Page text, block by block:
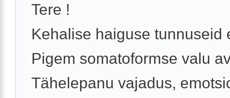
Tere !
Kehalise haiguse tunnuseid
Pigem somatoformse valu
Tähelepanu vajadus,